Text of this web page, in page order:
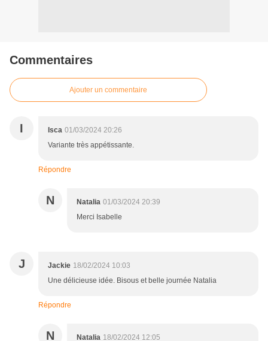
Commentaires
Ajouter un commentaire
I Isca 01/03/2024 20:26
Variante très appétissante.
Répondre
N Natalia 01/03/2024 20:39
Merci Isabelle
J Jackie 18/02/2024 10:03
Une délicieuse idée. Bisous et belle journée Natalia
Répondre
N Natalia 18/02/2024 12:05